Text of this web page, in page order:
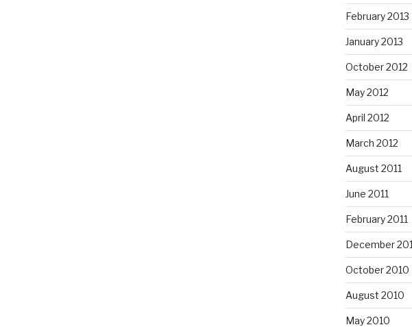
February 2013
January 2013
October 2012
May 2012
April 2012
March 2012
August 2011
June 2011
February 2011
December
October 2010
August 2010
May 2010